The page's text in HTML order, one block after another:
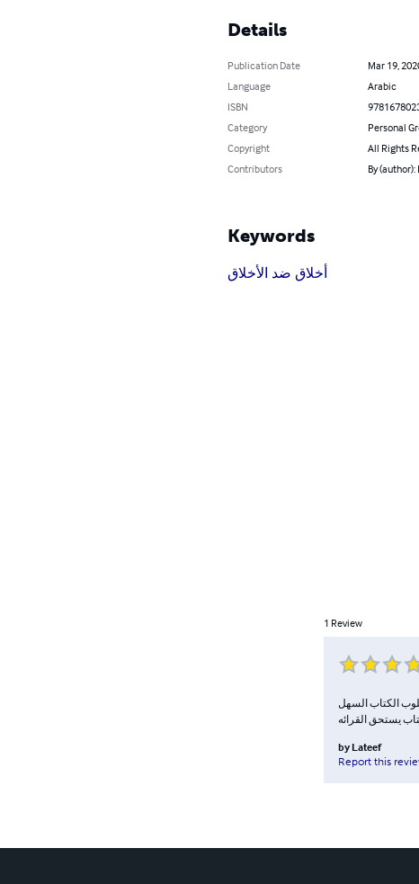
Details
Publication Date
Mar 19,
Language
Arabic
ISBN
Category
Personal
Copyright
All Rights
Contributors
By
Keywords
أخلاق ضد الأخلاق
1 Review
الكتاب السهل
يستحق القرائه
by Lateef
Report this